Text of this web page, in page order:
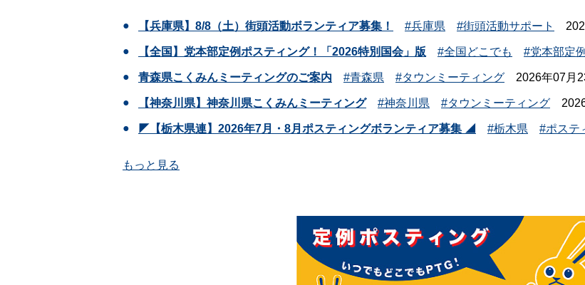
【兵庫県】8/8（土）街頭活動ボランティア募集！ 兵庫県 街頭活動サポート
【全国】党本部定例ポスティング！「2026特別国会」版 全国どこでも 党本部定
青森県こくみんミーティングのご案内 青森県 タウンミーティング 2026年07月
【神奈川県】神奈川県こくみんミーティング 神奈川県 タウンミーティング
◤【栃木県連】2026年7月・8月ポスティングボランティア募集 ◢ 栃木県 ポステ
もっと見る